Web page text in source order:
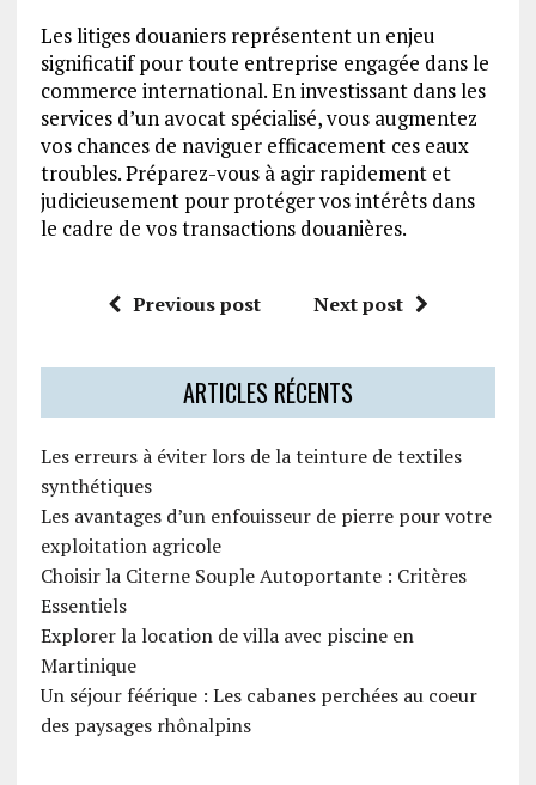
Les litiges douaniers représentent un enjeu
significatif pour toute entreprise engagée dans le
commerce international. En investissant dans les
services d’un avocat spécialisé, vous augmentez
vos chances de naviguer efficacement ces eaux
troubles. Préparez-vous à agir rapidement et
judicieusement pour protéger vos intérêts dans
le cadre de vos transactions douanières.
Previous post Next post
ARTICLES RÉCENTS
Les erreurs à éviter lors de la teinture de textiles
synthétiques
Les avantages d’un enfouisseur de pierre pour votre
exploitation agricole
Choisir la Citerne Souple Autoportante : Critères
Essentiels
Explorer la location de villa avec piscine en
Martinique
Un séjour féérique : Les cabanes perchées au coeur
des paysages rhônalpins